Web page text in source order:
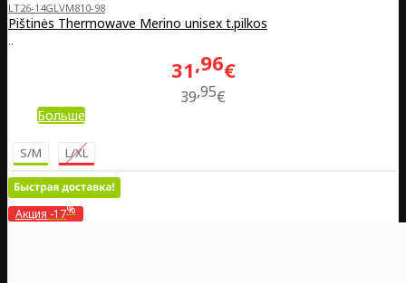
LT26-14GLVM810-98
Pištinės Thermowave Merino unisex t.pilkos
..
31 96€
39 95€
Больше
S/M L/XL
Акция -17%